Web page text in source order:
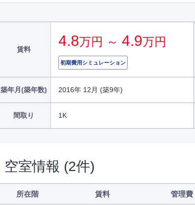
賃料
4.8万円 ～ 4.9万円
初期費用シミュレーション
築年月(築年数) 2016年 12月 (築9年)
間取り 1K
空室情報 (2件)
所在階 賃料 管理費